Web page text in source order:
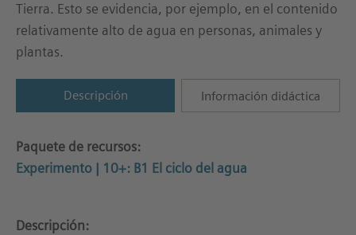
Tierra. Esto se evidencia, por ejemplo, en el contenido
relativamente alto de agua en personas, animales y
plantas.
Descripción Información didáctica
Paquete de recursos:
Experimento | 10+: B1 El ciclo del agua
Descripción: